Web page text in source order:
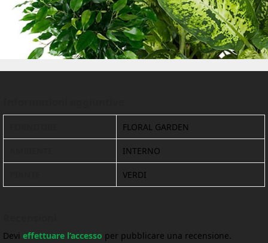
FLORAL GARDEN
INTERNO
VERDI
Devi effettuare l’accesso per pubblicare una recensione.